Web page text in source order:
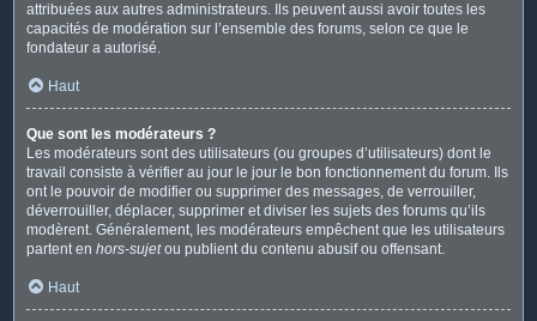
attribuées aux autres administrateurs. Ils peuvent aussi avoir toutes les
capacités de modération sur l’ensemble des forums, selon ce que le
fondateur a autorisé.
Haut
Que sont les modérateurs ?
Les modérateurs sont des utilisateurs (ou groupes d’utilisateurs) dont le
travail consiste à vérifier au jour le jour le bon fonctionnement du forum. Ils
ont le pouvoir de modifier ou supprimer des messages, de verrouiller,
déverrouiller, déplacer, supprimer et diviser les sujets des forums qu’ils
modèrent. Généralement, les modérateurs empêchent que les utilisateurs
partent en hors-sujetou publient du contenu abusif ou offensant.
Haut